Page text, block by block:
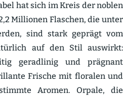
hat sich im Kreis der noblen
Millionen Flaschen, die unter
sind stark geprägt vom
auf den Stil auswirkt:
gerad­linig und prägnant
Frische mit floralen und
Aromen. Orpale, die